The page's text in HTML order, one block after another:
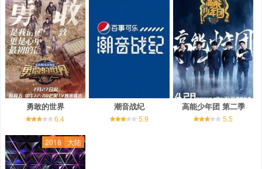
勇敢的世界
6.4
潮音战纪
5.9
高能少年团 第二季
5.5
2018 大陆